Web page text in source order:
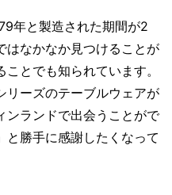
年と製造された期間が2
はなかなか見つけることが
とでも知られています。
リーズのテーブルウェアが
ンランドで出会うことがで
と勝手に感謝したくなって